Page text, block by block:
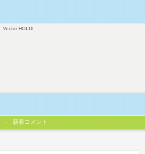
Vector HOLDI
新着コメント